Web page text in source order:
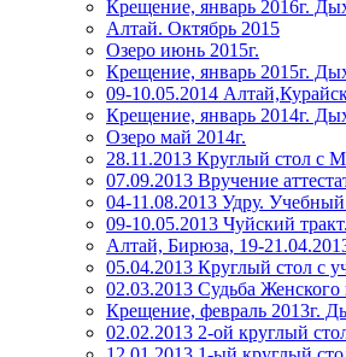
Крещение, январь 2016г.
Алтай. Октябрь 2015
Озеро июнь 2015г.
Крещение, январь 2015г.
09-10.05.2014
Крещение, январь 2014г.
Озеро май 2014г.
28.11.2013 Круглый стол с
07.09.2013 Вручение
04-11.08.2013 Удру.
09-10.05.2013 Чуйский
Алтай, Бирюза, 19-
05.04.2013 Круглый стол с
02.03.2013 Судьба Женского
Крещение, февраль 2013г.
02.02.2013 2-ой круглый